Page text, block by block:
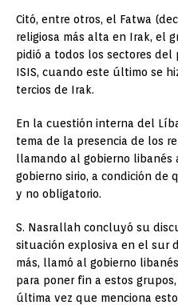
Citó, entre otros, el Fatwa
religiosa más alta en Irak, el
pidió a todos los sectores
ISIS, cuando este último se
tercios de Irak.
En la cuestión interna del
tema de la presencia de los
llamando al gobierno libanés
gobierno sirio, a condición
y no obligatorio.
S. Nasrallah concluyó su
situación explosiva en el sur
más, llamó al gobierno
para poner fin a estos
última vez que menciona